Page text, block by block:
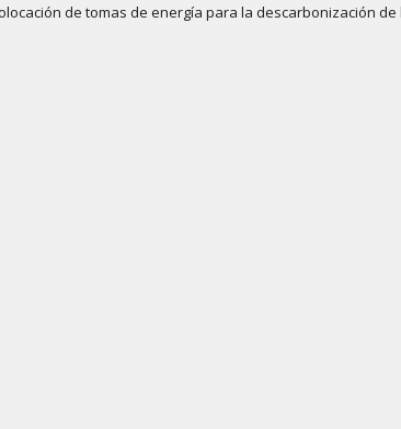
de tomas de energía para la descarbonización